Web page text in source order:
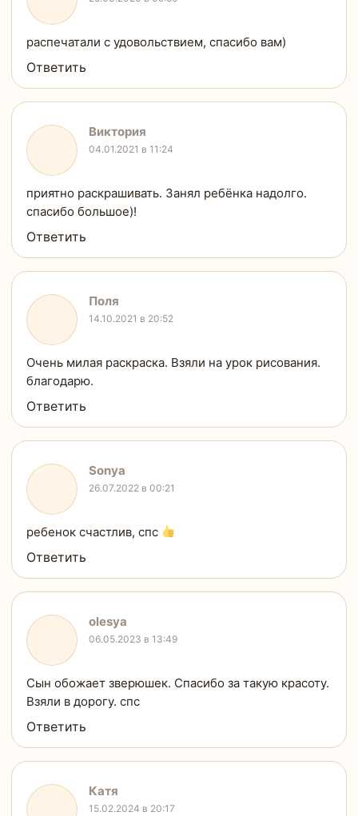
распечатали с удовольствием, спасибо вам)
Ответить
Виктория
04.01.2021 в 11:24
приятно раскрашивать. Занял ребёнка надолго.
спасибо большое)!
Ответить
Поля
14.10.2021 в 20:52
Очень милая раскраска. Взяли на урок рисования.
благодарю.
Ответить
Sonya
26.07.2022 в 00:21
ребенок счастлив, спс
Ответить
olesya
06.05.2023 в 13:49
Сын обожает зверюшек. Спасибо за такую красоту.
Взяли в дорогу. спс
Ответить
Катя
15.02.2024 в 20:17